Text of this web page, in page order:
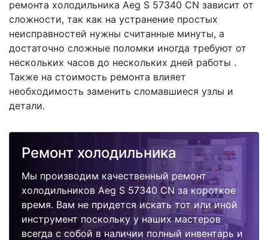
ремонта холодильника Aeg S 57340 CN зависит от
сложности, так как на устранение простых
неисправностей нужны считанные минуты, а
достаточно сложные поломки иногда требуют от
нескольких часов до нескольких дней работы .
Также на стоимость ремонта влияет
необходимость заменить сломавшиеся узлы и
детали.
Ремонт холодильника
Мы производим качественный ремонт
холодильников Aeg S 57340 CN за короткое
время. Вам не придется искать тот или иной
инструмент поскольку у наших мастеров
всегда с собой в наличии полный инвентарь и